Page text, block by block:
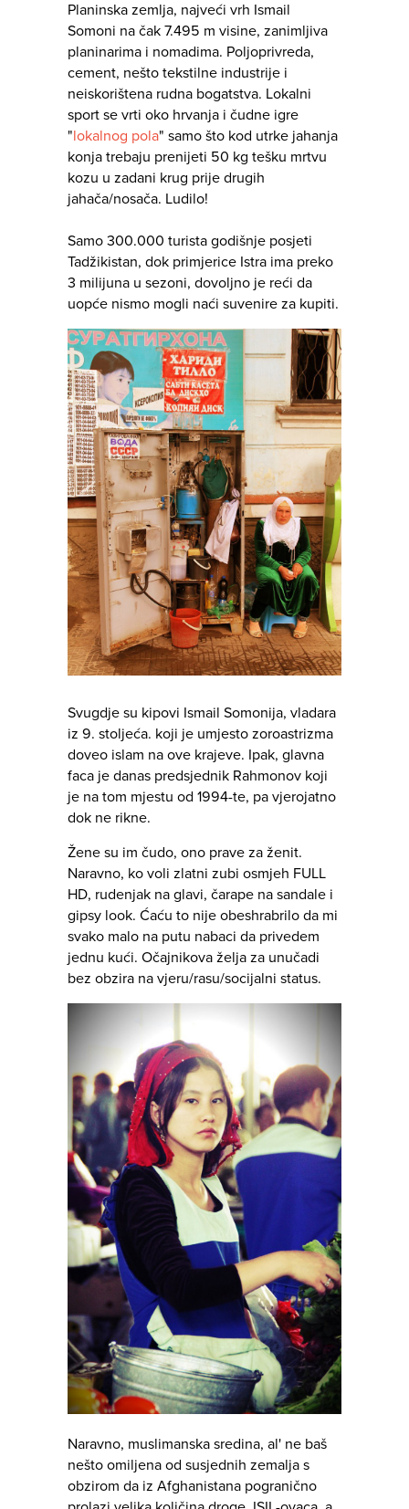
Planinska zemlja, najveći vrh Ismail
Somoni na čak 7.495 m visine, zanimljiva
planinarima i nomadima. Poljoprivreda,
cement, nešto tekstilne industrije i
neiskorištena rudna bogatstva. Lokalni
sport se vrti oko hrvanja i čudne igre
"lokalnog pola" samo što kod utrke jahanja
konja trebaju prenijeti 50 kg tešku mrtvu
kozu u zadani krug prije drugih
jahača/nosača. Ludilo!
Samo 300.000 turista godišnje posjeti
Tadžikistan, dok primjerice Istra ima preko
3 milijuna u sezoni, dovoljno je reći da
uopće nismo mogli naći suvenire za kupiti.
Svugdje su kipovi Ismail Somonija, vladara
iz 9. stoljeća. koji je umjesto zoroastrizma
doveo islam na ove krajeve. Ipak, glavna
faca je danas predsjednik Rahmonov koji
je na tom mjestu od 1994-te, pa vjerojatno
dok ne rikne.
Žene su im čudo, ono prave za ženit.
Naravno, ko voli zlatni zubi osmjeh FULL
HD, rudenjak na glavi, čarape na sandale i
gipsy look. Ćaću to nije obeshrabrilo da mi
svako malo na putu nabaci da privedem
jednu kući. Očajnikova želja za unučadi
bez obzira na vjeru/rasu/socijalni status.
Naravno, muslimanska sredina, al' ne baš
nešto omiljena od susjednih zemalja s
obzirom da iz Afghanistana pogranično